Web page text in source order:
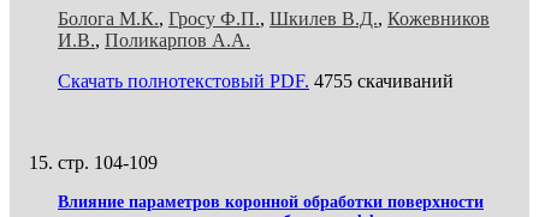
Болога М.К., Гросу Ф.П., Шкилев В.Д., Кожевников
И.В., Поликарпов А.А.
Скачать полнотекстовый PDF. 4755 скачиваний
стр. 104-109
Влияние параметров коронной обработки поверхности